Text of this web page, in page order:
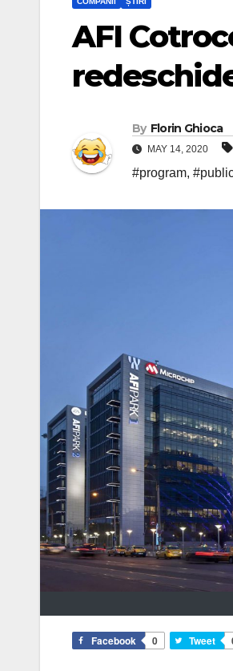
AFI
By Florin Ghioca
MAY 14, 2020
#program,
Facebook 0 Tweet